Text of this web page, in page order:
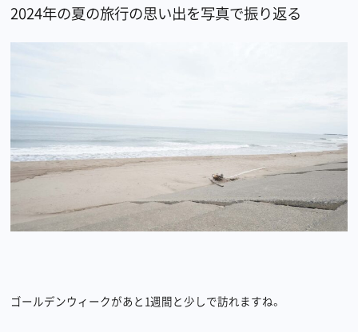
2024年の夏の旅行の思い出を写真で振り返る
ゴールデンウィークがあと1週間と少しで訪れますね。
Contact
About
Service
Littlepress 308
News